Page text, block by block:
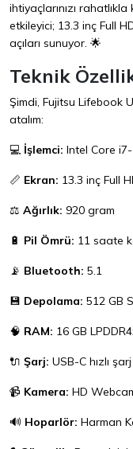
ihtiyaçlarınızı
etkileyici; 13.3 inç Full
açıları sunuyor. 🌟
Teknik
Şimdi, Fujitsu Lifebook
atalım:
💻 İşlemci: Intel Core
📏 Ekran: 13.3 inç Full
⚖️ Ağırlık: 920 gram
🔋 Pil Ömrü: 11 saate
📡 Bluetooth: 5.1
💾 Depolama: 512 GB
🧠 RAM: 16 GB
🔌 Şarj: USB-C hızlı
📹 Kamera: HD
🔊 Hoparlör: Harman